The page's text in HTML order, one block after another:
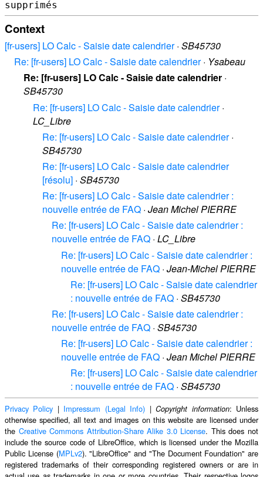
Context
[fr-users] LO Calc - Saisie date calendrier· SB45730
Re: [fr-users] LO Calc - Saisie date calendrier· Ysabeau
Re: [fr-users] LO Calc - Saisie date calendrier ·
SB45730
Re: [fr-users] LO Calc - Saisie date calendrier·
LC_Libre
Re: [fr-users] LO Calc - Saisie date calendrier·
SB45730
Re: [fr-users] LO Calc - Saisie date calendrier
[résolu] · SB45730
Re: [fr-users] LO Calc - Saisie date calendrier :
nouvelle entrée de FAQ · Jean Michel PIERRE
Re: [fr-users] LO Calc - Saisie date calendrier :
nouvelle entrée de FAQ · LC_Libre
Re: [fr-users] LO Calc - Saisie date calendrier :
nouvelle entrée de FAQ · Jean-Michel PIERRE
Re: [fr-users] LO Calc - Saisie date calendrier
: nouvelle entrée de FAQ · SB45730
Re: [fr-users] LO Calc - Saisie date calendrier :
nouvelle entrée de FAQ · SB45730
Re: [fr-users] LO Calc - Saisie date calendrier :
nouvelle entrée de FAQ · Jean Michel PIERRE
Re: [fr-users] LO Calc - Saisie date calendrier
: nouvelle entrée de FAQ · SB45730
Privacy Policy | Impressum (Legal Info) |Copyright information: Unless
otherwise specified, all text and images on this website are licensed under
the Creative Commons Attribution-Share Alike 3.0 License. This does not
include the source code of LibreOffice, which is licensed under the Mozilla
Public License (MPLv2). "LibreOffice" and "The Document Foundation" are
registered trademarks of their corresponding registered owners or are in